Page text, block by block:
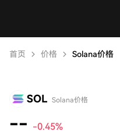
首页 价格 Solana价格
SOL Solana价格
-- -0.45%